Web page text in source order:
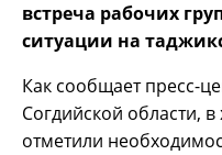
встреча рабочих
ситуации на
Как сообщает пресс-
Согдийской области,
отметили